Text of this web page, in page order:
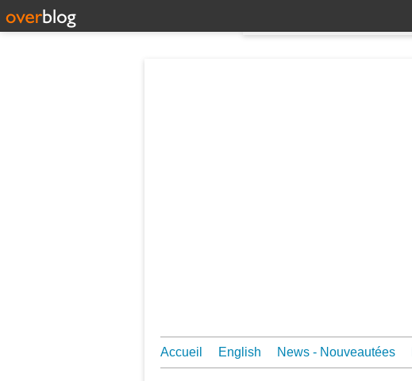
Accueil English News - Nouveautées